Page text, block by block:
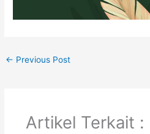
← Previous Post
Artikel Terkait :